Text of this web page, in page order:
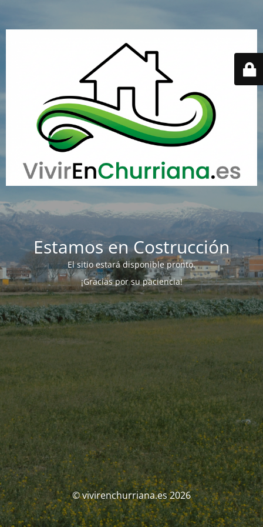
Estamos en Costrucción
El sitio estará disponible pronto.
¡Gracias por su paciencia!
© vivirenchurriana.es 2026